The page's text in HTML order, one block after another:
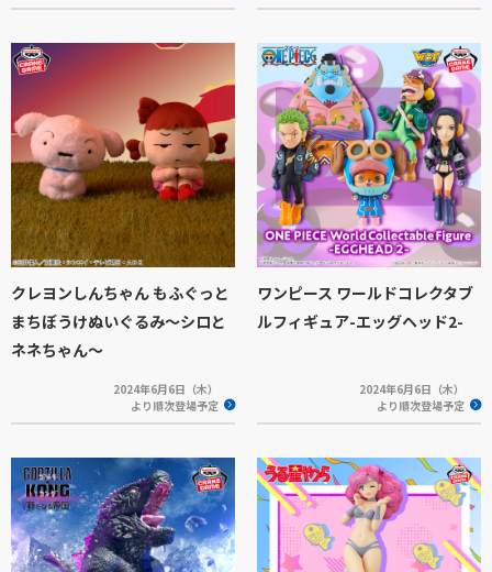
クレヨンしんちゃん もふぐっと
まちぼうけぬいぐるみ～シロと
ネネちゃん～
2024年6月6日（木）
より順次登場予定
ワンピース ワールドコレクタブ
ルフィギュア-エッグヘッド2-
2024年6月6日（木）
より順次登場予定